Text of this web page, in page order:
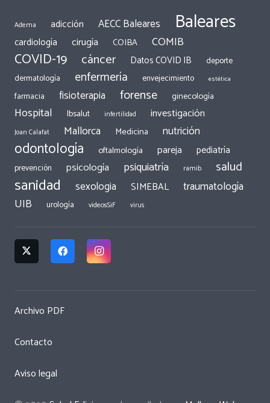
Adema adicción AECC Baleares Baleares
cardiología cirugía COIBA COMIB
COVID-19 cáncer Datos COVID IB
deporte
dermatología
enfermería envejecimiento estética
farmacia fisioterapia forense ginecología
Hospital Ibsalut infertilidad investigación
Joan Calafat Mallorca Medicina nutrición
odontología oftalmología pareja pediatría
prevención psicología psiquiatría ramib salud
sanidad sexologia SIMEBAL traumatología
UIB urología videosSiF virus
Archivo PDF
Contacto
Aviso legal